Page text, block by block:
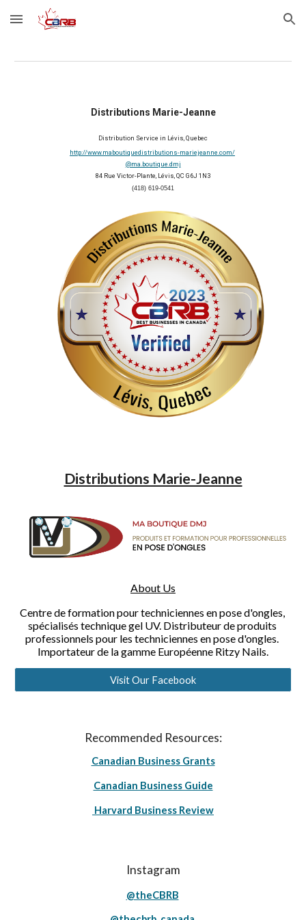
Skip to main content Skip to navigation
Distributions Marie-Jeanne
Distribution Service in Lévis, Quebec
http://www.maboutiquedistributions-mariejeanne.com/
@ma.boutique.dmj
84 Rue Victor-Plante, Lévis, QC G6J 1N3
(418) 619-0541
Distributions Marie-Jeanne
About Us
Centre de formation pour techniciennes en pose d'ongles,
spécialisés technique gel UV. Distributeur de produits
professionnels pour les techniciennes en pose d'ongles.
Importateur de la gamme Européenne Ritzy Nails.
Visit Our Facebook
Recommended Resources:
Canadian Business Grants
Canadian Business Guide
Harvard Business Review
Instagram
@theCBRB